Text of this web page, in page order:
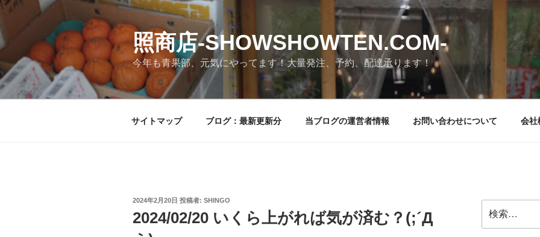
コ
テ
ン
ツ
へ
ス
照商店-SHOWSHOWTEN.COM-
今年も青果部、元気にやってます！大量発注、予約、配達承ります！
サイトマップ ブログ：最新更新分 当ブログの運営者情報 お問い合わせについて 会社
投
日:
2024年2月20日 投稿者: SHINGO
2024/02/20 いくら上がれば気が済む？(;´Д
索: